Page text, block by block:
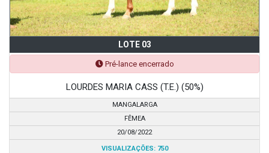
LOTE 03
Pré-lance encerrado
LOURDES MARIA CASS (T.E.) (50%)
MANGALARGA
FÊMEA
20/08/2022
VISUALIZAÇÕES: 750